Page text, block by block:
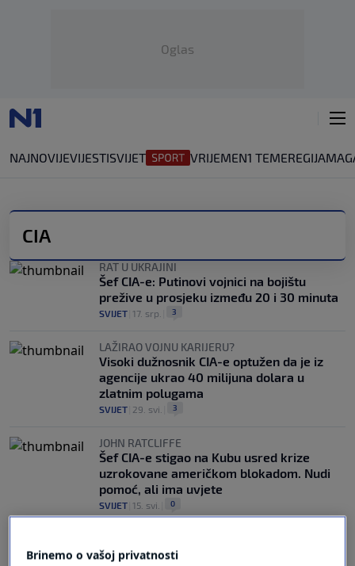
Oglas
NAJNOVIJEVIJESTISVIJET VRIJEMEN1 TEMEREGIJA
CIA
RAT U UKRAJINI
Šef CIA-e: Putinovi vojnici na bojištu
prežive u prosjeku između 20 i 30 minuta
SVIJET 17. srp. 3
LAŽIRAO VOJNU KARIJERU?
Visoki dužnosnik CIA-e optužen da je iz
agencije ukrao 40 milijuna dolara u
zlatnim polugama
SVIJET 29. svi. 3
JOHN RATCLIFFE
Šef CIA-e stigao na Kubu usred krize
uzrokovane američkom blokadom. Nudi
pomoć, ali ima uvjete
SVIJET 15. svi. 0
Brinemo o vašoj privatnosti